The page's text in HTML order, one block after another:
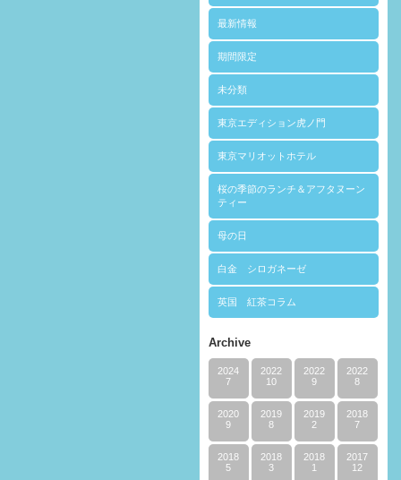
最新情報
期間限定
未分類
東京エディション虎ノ門
東京マリオットホテル
桜の季節のランチ＆アフタヌーン
ティー
母の日
白金 シロガネーゼ
英国 紅茶コラム
Archive
2024
7
2022
10
2022
9
2022
8
2020
9
2019
8
2019
2
2018
7
2018
5
2018
3
2018
1
2017
12